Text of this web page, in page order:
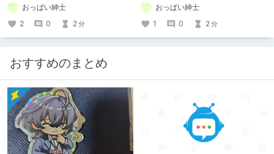
おっぱい紳士
2
0 2分
おっぱい紳士
1
0 2分
おすすめのまとめ